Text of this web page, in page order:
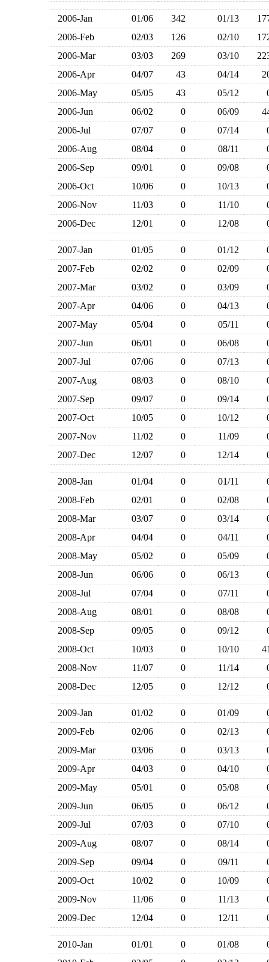
2006-Jan 01/06 342 01/13
2006-Feb
02/03 126 02/10
2006-Mar
03/03 269 03/10
2006-Apr
04/07 43 04/14
2006-May
05/05 43 05/12
2006-Jun
06/02 0 06/09
2006-Jul
07/07 0 07/14
2006-Aug
08/04 0 08/11
2006-Sep
09/01 0 09/08
2006-Oct
10/06 0 10/13
2006-Nov
11/03 0 11/10
2006-Dec
12/01 0 12/08
2007-Jan 01/05 0 01/12
2007-Feb
02/02 0 02/09
2007-Mar
03/02 0 03/09
2007-Apr
04/06 0 04/13
2007-May
05/04 0 05/11
2007-Jun
06/01 0 06/08
2007-Jul
07/06 0 07/13
2007-Aug
08/03 0 08/10
2007-Sep
09/07 0 09/14
2007-Oct
10/05 0 10/12
2007-Nov
11/02 0 11/09
2007-Dec
12/07 0 12/14
2008-Jan 01/04 0 01/11
2008-Feb
02/01 0 02/08
2008-Mar
03/07 0 03/14
2008-Apr
04/04 0 04/11
2008-May
05/02 0 05/09
2008-Jun
06/06 0 06/13
2008-Jul
07/04 0 07/11
2008-Aug
08/01 0 08/08
2008-Sep
09/05 0 09/12
2008-Oct
10/03 0 10/10
2008-Nov
11/07 0 11/14
2008-Dec
12/05 0 12/12
2009-Jan 01/02 0 01/09
2009-Feb
02/06 0 02/13
2009-Mar
03/06 0 03/13
2009-Apr
04/03 0 04/10
2009-May
05/01 0 05/08
2009-Jun
06/05 0 06/12
2009-Jul
07/03 0 07/10
2009-Aug
08/07 0 08/14
2009-Sep
09/04 0 09/11
2009-Oct
10/02 0 10/09
2009-Nov
11/06 0 11/13
2009-Dec
12/04 0 12/11
2010-Jan 01/01 0 01/08